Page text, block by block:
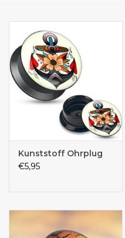
BLOG
Kunststoff Ohrplug
€5,95